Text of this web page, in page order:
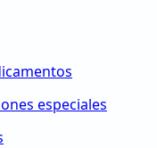
especiales